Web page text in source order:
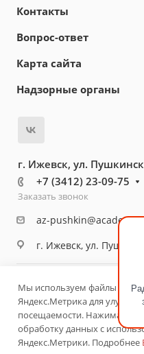
Контакты
Вопрос-ответ
Карта сайта
Надзорные органы
г. Ижевск, ул.
+7 (3412) 23-09-75
Заказать звонок
az-
г. Ижевск, ул.
© 2026 Медицинский центр
Политика
Мы используем файлы cookie
Яндекс.Метрика для
посещаемости. Нажимая
обработку данных с
Яндекс.Метрики. Подробнее